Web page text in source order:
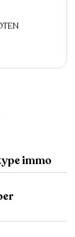
immo